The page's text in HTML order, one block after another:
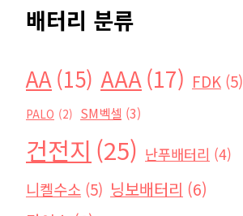
배터리 분류
AA (15) AAA(17) FDK (5)
PALO (2) SM벡셀 (3)
건전지 (25) 난푸배터리 (4)
니켈수소 (5) 닝보배터리 (6)